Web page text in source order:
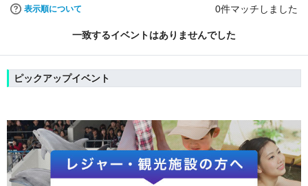
表示順について 0件マッチしました
一致するイベントはありませんでした
ピックアップイベント